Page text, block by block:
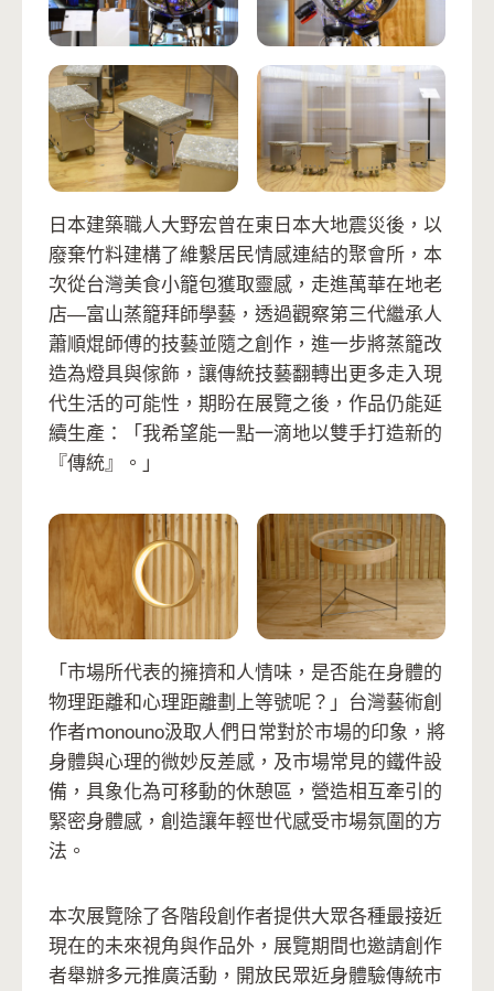
日本建築職人大野宏曾在東日本大地震災後，以
廢棄竹料建構了維繫居民情感連結的聚會所，本
次從台灣美食小籠包獲取靈感，走進萬華在地老
店—富山蒸籠拜師學藝，透過觀察第三代繼承人
蕭順焜師傅的技藝並隨之創作，進一步將蒸籠改
造為燈具與傢飾，讓傳統技藝翻轉出更多走入現
代生活的可能性，期盼在展覽之後，作品仍能延
續生產：「我希望能一點一滴地以雙手打造新的
『傳統』。」
「市場所代表的擁擠和人情味，是否能在身體的
物理距離和心理距離劃上等號呢？」台灣藝術創
作者ｍonouno汲取人們日常對於市場的印象，將
身體與心理的微妙反差感，及市場常見的鐵件設
備，具象化為可移動的休憩區，營造相互牽引的
緊密身體感，創造讓年輕世代感受市場氛圍的方
法。
本次展覽除了各階段創作者提供大眾各種最接近
現在的未來視角與作品外，展覽期間也邀請創作
者舉辦多元推廣活動，開放民眾近身體驗傳統市